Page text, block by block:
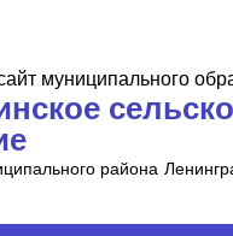
муниципального
района